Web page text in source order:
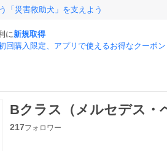
「災害救助犬」を支えよう
に新規取得
回購入限定、アプリで使えるお得なクーポン
Bクラス（メルセデス・
217フォロワー